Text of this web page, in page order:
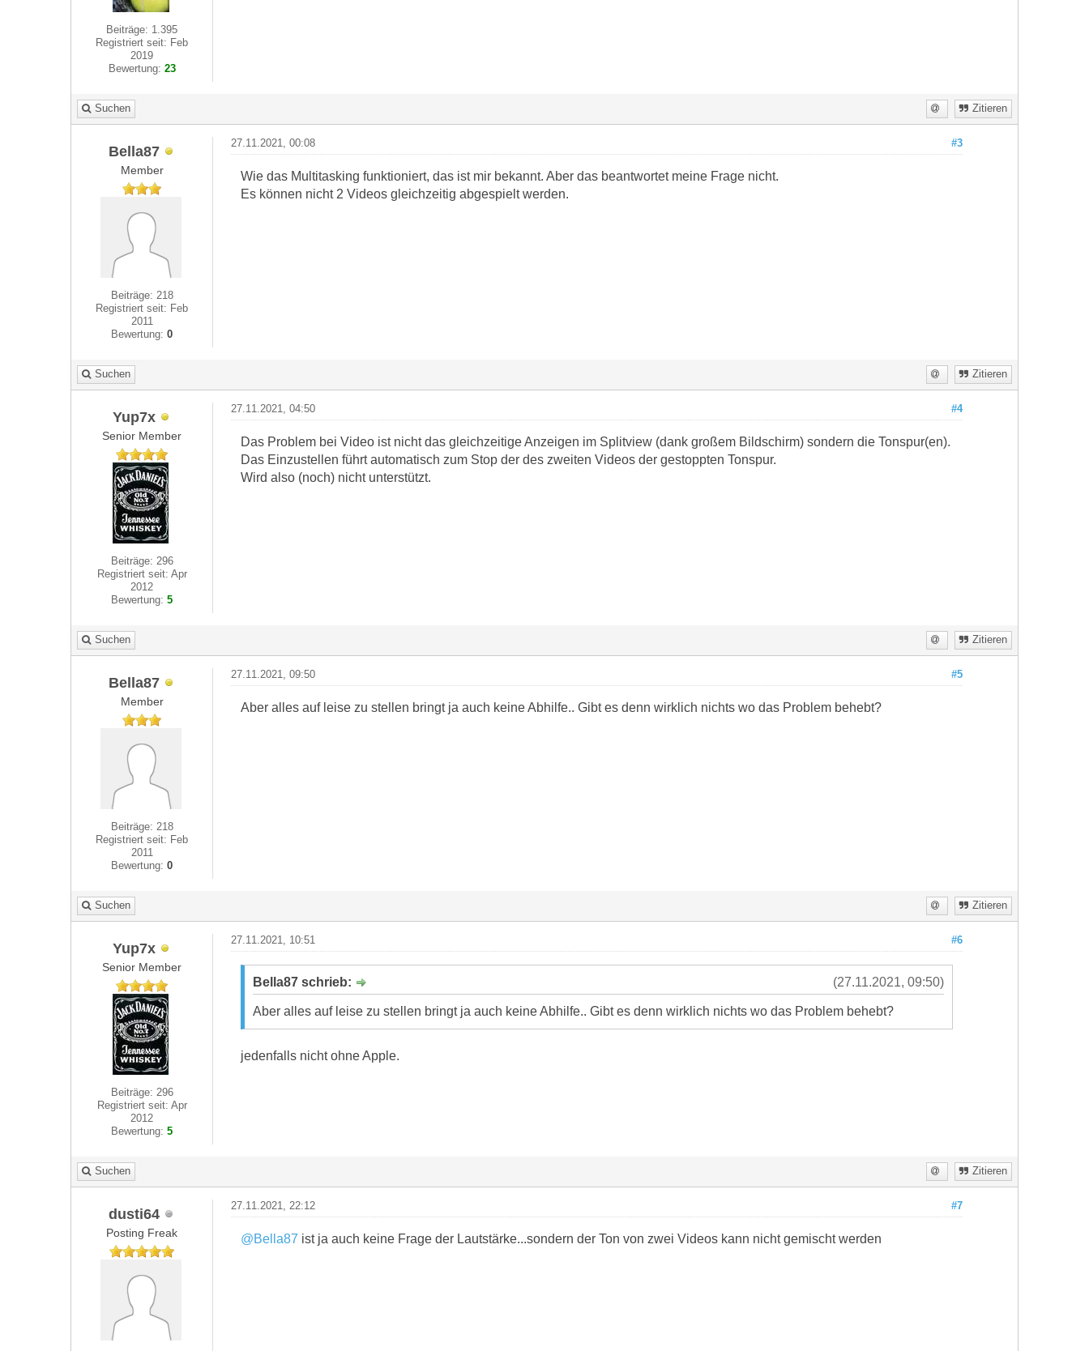
Beiträge: 1.395
Registriert seit: Feb
2019
Bewertung: 23
Suchen Zitieren
Bella87
Member
Beiträge: 218
Registriert seit: Feb
2011
Bewertung:0
#3
27.11.2021, 00:08
Wie das Multitasking funktioniert, das ist mir bekannt. Aber das beantwortet meine Frage nicht.
Es können nicht 2 Videos gleichzeitig abgespielt werden.
Suchen Zitieren
Yup7x
Senior Member
Beiträge: 296
Registriert seit: Apr
2012
Bewertung:5
#4
27.11.2021, 04:50
Das Problem bei Video ist nicht das gleichzeitige Anzeigen im Splitview (dank großem Bildschirm) sondern die Tonspur(en).
Das Einzustellen führt automatisch zum Stop der des zweiten Videos der gestoppten Tonspur.
Wird also (noch) nicht unterstützt.
Suchen Zitieren
Bella87
Member
Beiträge: 218
Registriert seit: Feb
2011
Bewertung:0
#5
27.11.2021, 09:50
Aber alles auf leise zu stellen bringt ja auch keine Abhilfe.. Gibt es denn wirklich nichts wo das Problem behebt?
Suchen Zitieren
Yup7x
Senior Member
Beiträge: 296
Registriert seit: Apr
2012
Bewertung:5
#6
27.11.2021, 10:51
(27.11.2021, 09:50)
Bella87 schrieb:
Aber alles auf leise zu stellen bringt ja auch keine Abhilfe.. Gibt es denn wirklich nichts wo das Problem behebt?
jedenfalls nicht ohne Apple.
Suchen Zitieren
dusti64
Posting Freak
#7
27.11.2021, 22:12
@Bella87 ist ja auch keine Frage der Lautstärke...sondern der Ton von zwei Videos kann nicht gemischt werden